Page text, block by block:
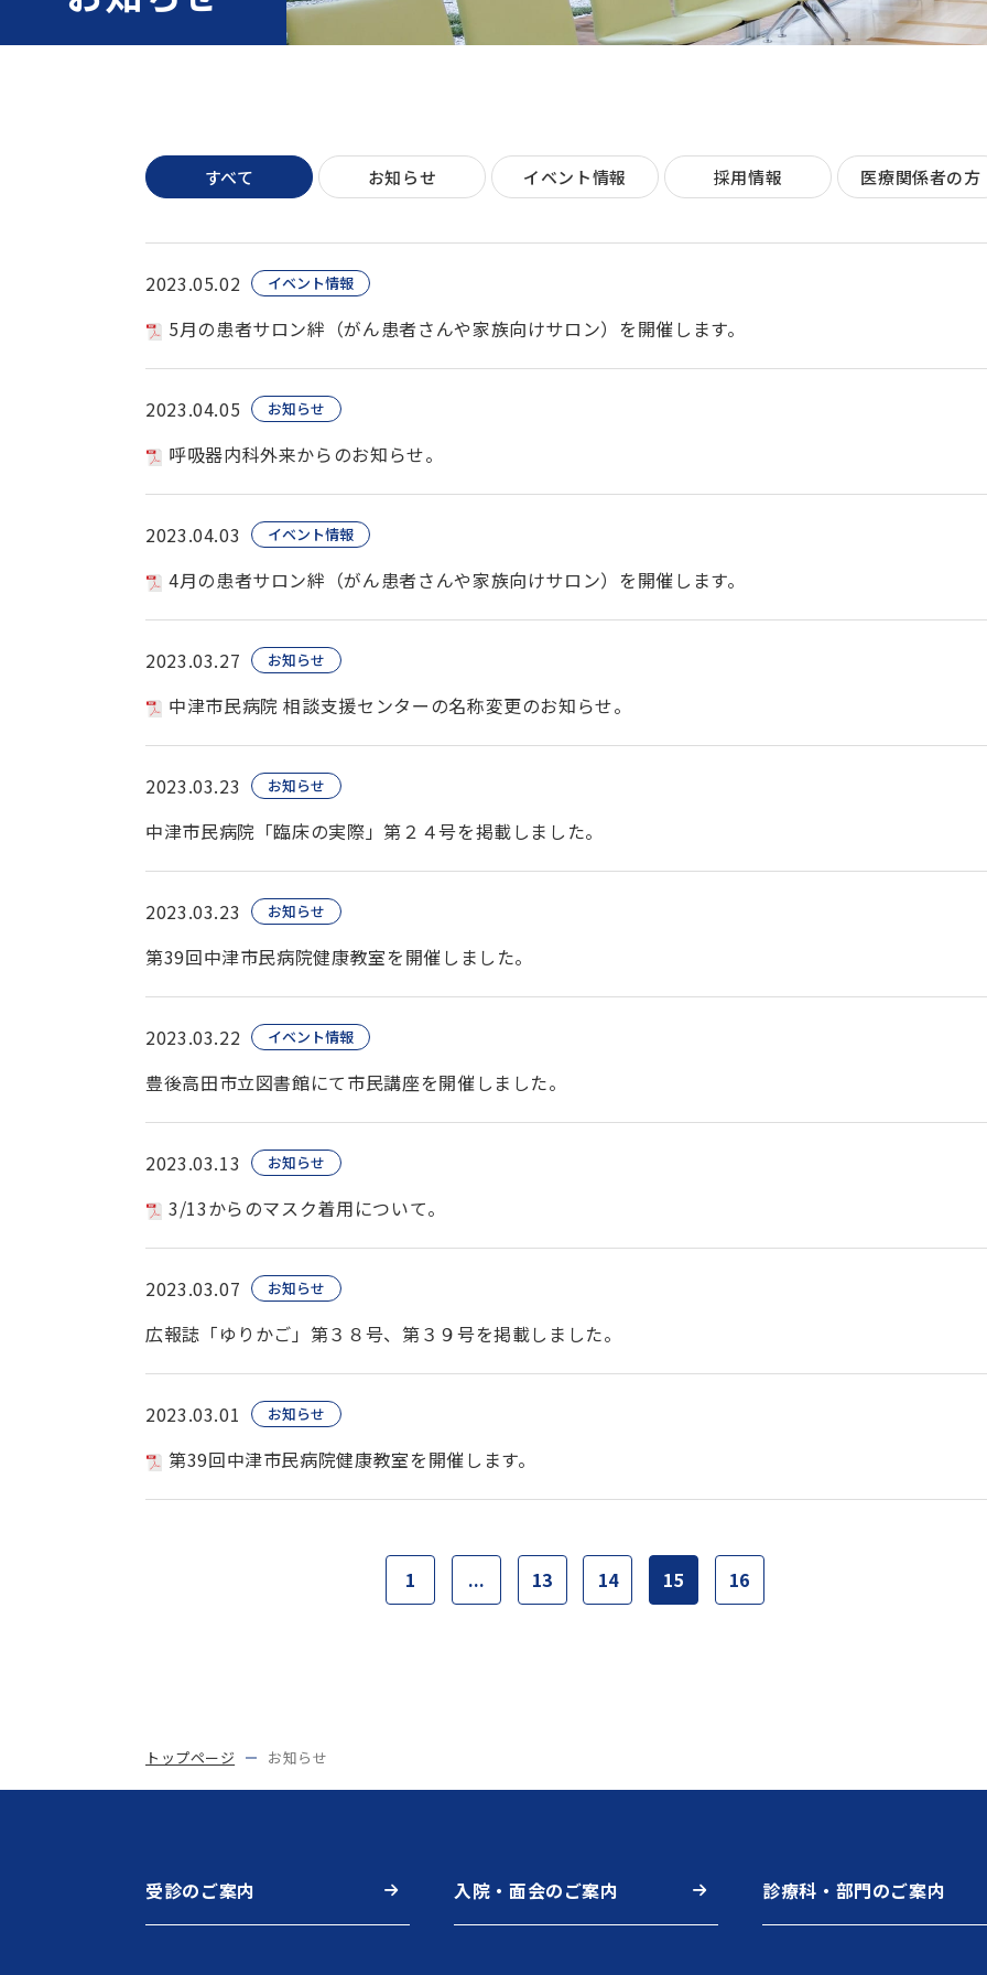
すべて お知らせ イベント情報 採用情報 医療関係者の方
2023.05.02 イベント情報
5月の患者サロン絆（がん患者さんや家族向けサロン）を開催します。
2023.04.05 お知らせ
呼吸器内科外来からのお知らせ。
2023.04.03 イベント情報
4月の患者サロン絆（がん患者さんや家族向けサロン）を開催します。
2023.03.27 お知らせ
中津市民病院 相談支援センターの名称変更のお知らせ。
2023.03.23 お知らせ
中津市民病院「臨床の実際」第２４号を掲載しました。
2023.03.23 お知らせ
第39回中津市民病院健康教室を開催しました。
2023.03.22 イベント情報
豊後高田市立図書館にて市民講座を開催しました。
2023.03.13 お知らせ
3/13からのマスク着用について。
2023.03.07 お知らせ
広報誌「ゆりかご」第３８号、第３９号を掲載しました。
2023.03.01 お知らせ
第39回中津市民病院健康教室を開催します。
1 ... 13 14 15 16
トップページ お知らせ
受診のご案内 入院・面会のご案内 診療科・部門のご案内